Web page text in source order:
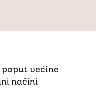
većine
načini